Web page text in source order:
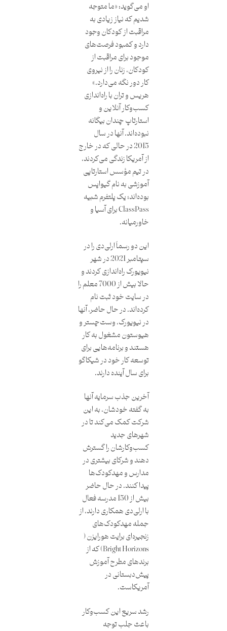
او می‌گوید: «ما متوجه
شدیم که نیاز زیادی به
مراقبت از کودکان وجود
دارد و کمبود فرصت‌های
موجود برای مراقبت از
کودکان، زنان را از نیروی
کار دور نگه می‌دارد.»
هریس و تران با راه‌اندازی
کسب‌وکار آنلاین و
استارتاپ چندان بیگانه
نبوده‌اند. آنها در سال
2015 در حالی که در خارج
از آمریکا زندگی می‌کردند،
در تیم مؤسس استارتاپی
آموزشی به نام گیواپس
بوده‌اند؛ یک پلتفرم شبیه
ClassPass برای آسیا و
خاورمیانه.
این دو رسماً ارلی‌دی را در
سپتامبر 2021 در شهر
نیویورک راه‌اندازی کردند و
حالا بیش از 7000 معلم را
در سایت خود ثبت نام
کرده‌اند. در حال حاضر، آنها
در نیویورک، وست‌چستر و
هیوستون مشغول به کار
هستند و برنامه‌هایی برای
توسعه کار خود در شیکاگو
برای سال آینده دارند.
آخرین جذب سرمایه آنها
به گفته خودشان، به این
شرکت کمک می‌کند تا در
شهرهای جدید
کسب‌وکارشان را گسترش
دهند و شرکای بیشتری در
مدارس و مهدکودک‌ها
پیدا کنند. در حال حاضر
بیش از 150 مدرسه فعال
با ارلی‌دی همکاری دارند، از
جمله مهدکودک‌های
زنجیره‌ای برایت ‌هورایزن (
Bright Horizons) که از
برندهای مطرح آموزش
پیش‌دبستانی در
آمریکاست.
رشد سریع این کسب‌وکار
باعث جلب توجه